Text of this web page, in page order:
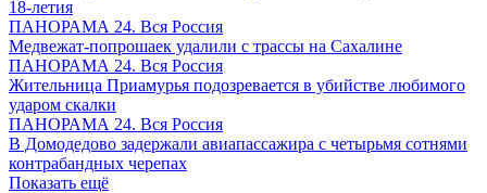
18-летия
ПАНОРАМА 24. Вся Россия
Медвежат-попрошаек удалили с трассы на Сахалине
ПАНОРАМА 24. Вся Россия
Жительница Приамурья подозревается в убийстве любимого
ударом скалки
ПАНОРАМА 24. Вся Россия
В Домодедово задержали авиапассажира с четырьмя сотнями
контрабандных черепах
Показать ещё